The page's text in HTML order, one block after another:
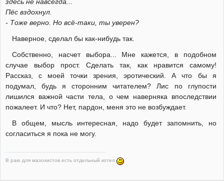
Пёс вздохнул.
- Тоже верно. Но всё-таки, ты уверен?
Наверное, сделал бы как-нибудь так.
Собственно, насчет выбора... Мне кажется, в подобном
случае выбор прост. Сделать так, как нравится самому!
Рассказ, с моей точки зрения, эротический. А что бы я
подумал, будь я сторонним читателем? Лис по глупости
лишился важной части тела, о чем наверняка впоследствии
пожалеет. И что? Нет, пардон, меня это не возбуждает.
В общем, мысль интересная, надо будет запомнить, но
согласиться я пока не могу.
В раю для мазохистов есть отдельный котел